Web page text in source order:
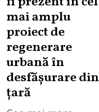
mai amplu
proiect de
regenerare
urbană în
desfășurare din
țară